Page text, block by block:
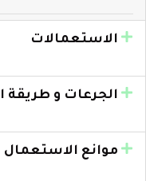
الاستعمالات
الجرعات و طريقة
موانع الاستعمال